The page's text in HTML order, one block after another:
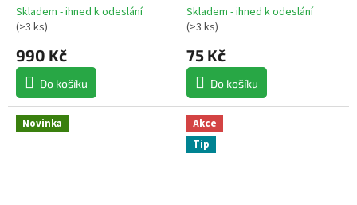
2024/2025 Series 2 hobby
box
Skladem - ihned k odeslání
(>3 ks)
990 Kč
Do košíku
Skladem - ihned k odeslání
(>3 ks)
75 Kč
Do košíku
Novinka
Akce
Tip